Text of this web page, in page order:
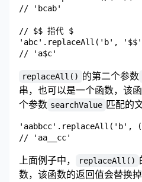
// 'bcab'
// $$ 指代 $
'abc'.replaceAll('b',
replaceAll() 的第二个参数
串，也可以是一个函数，该
个参数 searchValue 匹配的
'aabbcc'.replaceAll('b',
上面例子中， replaceAll()
数，该函数的返回值会替换